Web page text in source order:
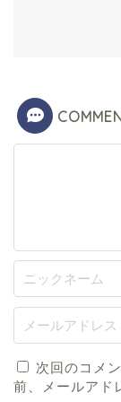
次回のコメ
前、メールアド